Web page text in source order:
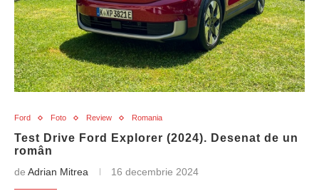
Ford Foto Review Romania
Test Drive Ford Explorer (2024). Desenat de un
român
de Adrian Mitrea 16 decembrie 2024